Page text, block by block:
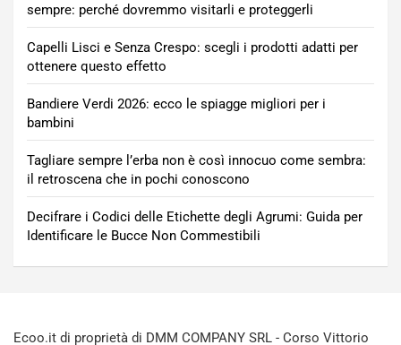
sempre: perché dovremmo visitarli e proteggerli
Capelli Lisci e Senza Crespo: scegli i prodotti adatti per
ottenere questo effetto
Bandiere Verdi 2026: ecco le spiagge migliori per i
bambini
Tagliare sempre l’erba non è così innocuo come sembra:
il retroscena che in pochi conoscono
Decifrare i Codici delle Etichette degli Agrumi: Guida per
Identificare le Bucce Non Commestibili
Ecoo.it di proprietà di DMM COMPANY SRL - Corso Vittorio